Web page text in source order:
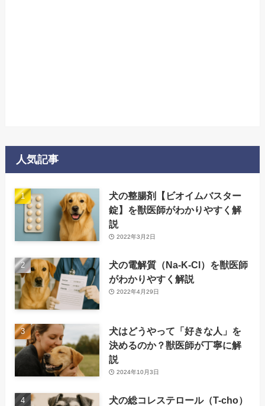
人気記事
犬の整腸剤【ビオイムバスター
錠】を獣医師がわかりやすく解
説
2022年3月2日
犬の電解質（Na-K-Cl）を獣医師
がわかりやすく解説
2022年4月29日
犬はどうやって「好きな人」を
決めるのか？獣医師が丁寧に解
説
2024年10月3日
犬の総コレステロール（T-cho）